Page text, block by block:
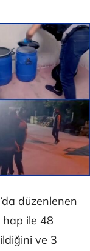
düzenlenen
ile 48
ve 3